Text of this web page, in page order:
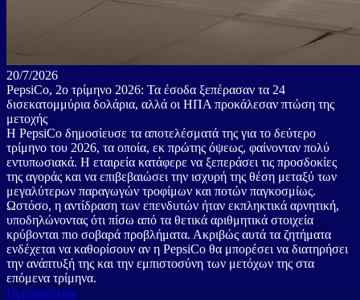
20/7/2026
PepsiCo, 2ο τρίμηνο 2026: Τα έσοδα ξεπέρασαν τα 24
δισεκατομμύρια δολάρια, αλλά οι ΗΠΑ προκάλεσαν πτώση της
μετοχής
Η PepsiCo δημοσίευσε τα αποτελέσματά της για το δεύτερο
τρίμηνο του 2026, τα οποία, εκ πρώτης όψεως, φαίνονταν πολύ
εντυπωσιακά. Η εταιρεία κατάφερε να ξεπεράσει τις προσδοκίες
της αγοράς και να επιβεβαιώσει την ισχυρή της θέση μεταξύ των
μεγαλύτερων παραγωγών τροφίμων και ποτών παγκοσμίως.
Ωστόσο, η αντίδραση των επενδυτών ήταν εκπληκτικά αρνητική,
υποδηλώνοντας ότι πίσω από τα θετικά αριθμητικά στοιχεία
κρύβονται πιο σοβαρά προβλήματα. Ακριβώς αυτά τα ζητήματα
ενδέχεται να καθορίσουν αν η PepsiCo θα μπορέσει να διατηρήσει
την ανάπτυξή της και την εμπιστοσύνη των μετόχων της στα
επόμενα τρίμηνα.
Περισσότερα